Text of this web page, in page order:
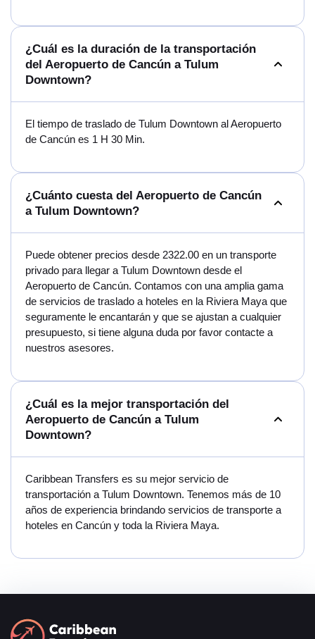
¿Cuál es la duración de la transportación
del Aeropuerto de Cancún a Tulum
Downtown?
El tiempo de traslado de Tulum Downtown al Aeropuerto
de Cancún es 1 H 30 Min.
¿Cuánto cuesta del Aeropuerto de Cancún
a Tulum Downtown?
Puede obtener precios desde 2322.00 en un transporte
privado para llegar a Tulum Downtown desde el
Aeropuerto de Cancún. Contamos con una amplia gama
de servicios de traslado a hoteles en la Riviera Maya que
seguramente le encantarán y que se ajustan a cualquier
presupuesto, si tiene alguna duda por favor contacte a
nuestros asesores.
¿Cuál es la mejor transportación del
Aeropuerto de Cancún a Tulum
Downtown?
Caribbean Transfers es su mejor servicio de
transportación a Tulum Downtown. Tenemos más de 10
años de experiencia brindando servicios de transporte a
hoteles en Cancún y toda la Riviera Maya.